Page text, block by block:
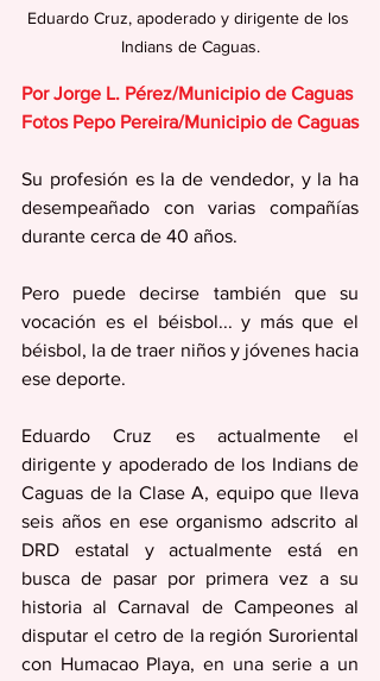
Eduardo Cruz, apoderado y dirigente de los
Indians de Caguas.
Por Jorge L. Pérez/Municipio de Caguas
Fotos Pepo Pereira/Municipio de Caguas
Su profesión es la de vendedor, y la ha
desempeañado con varias compañías
durante cerca de 40 años.
Pero puede decirse también que su
vocación es el béisbol... y más que el
béisbol, la de traer niños y jóvenes hacia
ese deporte.
Eduardo Cruz es actualmente el
dirigente y apoderado de los Indians de
Caguas de la Clase A, equipo que lleva
seis años en ese organismo adscrito al
DRD estatal y actualmente está en
busca de pasar por primera vez a su
historia al Carnaval de Campeones al
disputar el cetro de la región Suroriental
con Humacao Playa, en una serie a un